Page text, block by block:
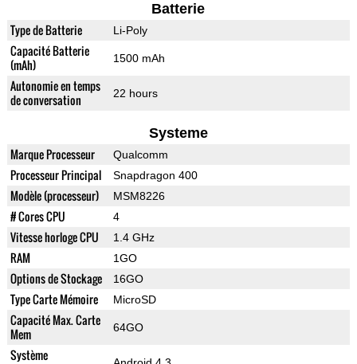
Batterie
Type de Batterie Li-Poly
Capacité Batterie
(mAh)
1500 mAh
Autonomie en temps
de conversation
22 hours
Systeme
Marque Processeur Qualcomm
Processeur Principal Snapdragon 400
Modèle (processeur) MSM8226
# Cores CPU 4
Vitesse horloge CPU 1.4 GHz
RAM 1GO
Options de Stockage 16GO
Type Carte Mémoire MicroSD
Capacité Max. Carte
Mem
64GO
Système